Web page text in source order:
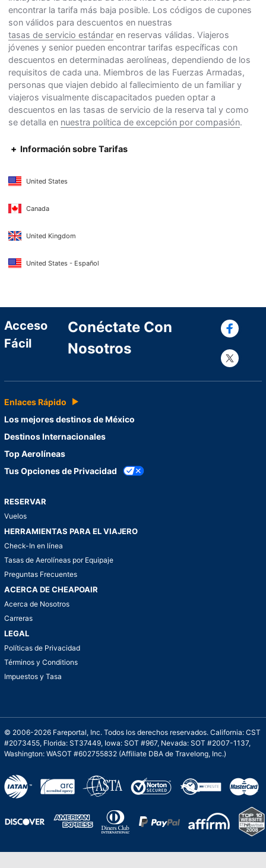
encontrar la tarifa más baja posible. Los códigos de cupones
son válidos para descuentos en nuestras
tasas de servicio estándar en reservas válidas. Viajeros
jóvenes y senior pueden encontrar tarifas específicas con
descuentos en determinadas aerolíneas, dependiendo de los
requisitos de cada una. Miembros de las Fuerzas Armadas,
personas que viajen debido al fallecimiento de un familiar y
viajeros visualmente discapacitados pueden optar a
descuentos en las tasas de servicio de la reserva tal y como
se detalla en nuestra política de excepción por compasión.
Información sobre Tarifas
United States
Canada
United Kingdom
United States - Español
Acceso
Fácil
Conéctate Con
Nosotros
Enlaces Rápido
Los mejores destinos de México
Destinos Internacionales
Top Aerolíneas
Tus Opciones de Privacidad
RESERVAR
Vuelos
HERRAMIENTAS PARA EL VIAJERO
Check-In en línea
Tasas de Aerolíneas por Equipaje
Preguntas Frecuentes
ACERCA DE CHEAPOAIR
Acerca de Nosotros
Carreras
LEGAL
Políticas de Privacidad
Términos y Conditions
Impuestos y Tasa
© 2006-2026 Fareportal, Inc. Todos los derechos reservados. California: CST
#2073455, Florida: ST37449, Iowa: SOT #967, Nevada: SOT #2007-1137,
Washington: WASOT #602755832 (Affiliate DBA de Travelong, Inc.)